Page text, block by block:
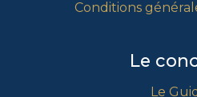
Conditions
Le
Le